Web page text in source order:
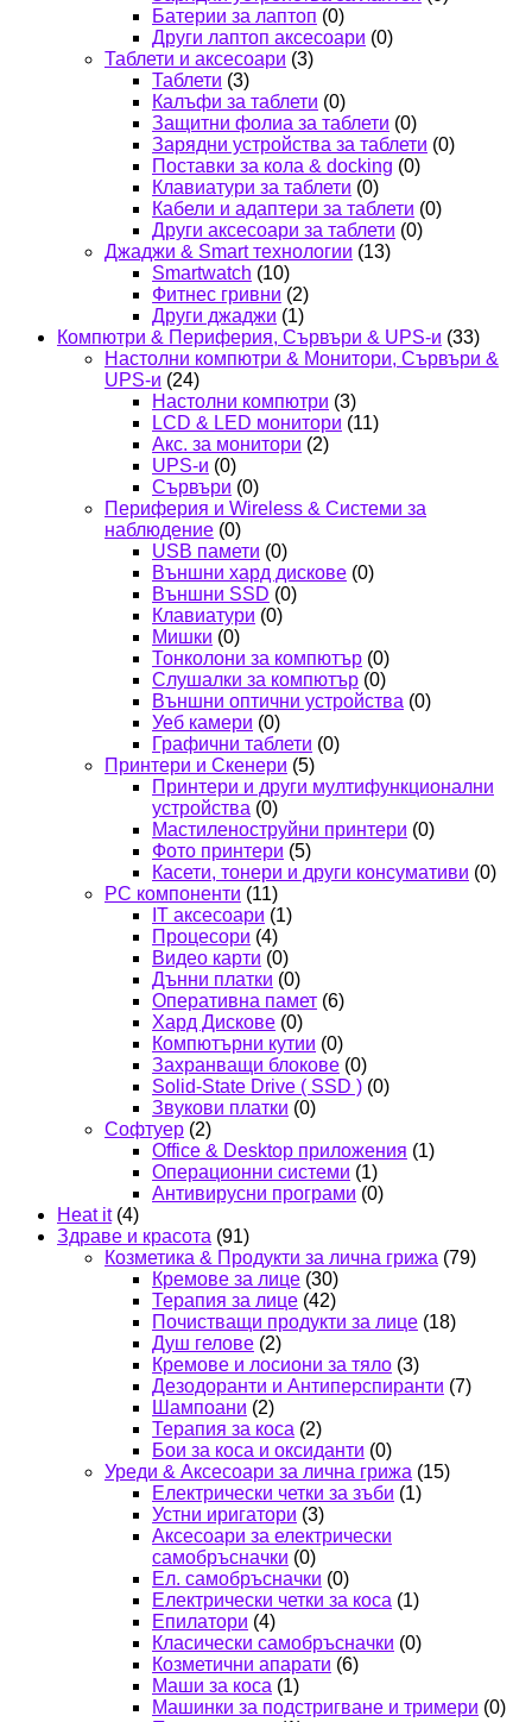
Батерии за лаптоп (0)
Други лаптоп аксесоари (0)
Таблети и аксесоари (3)
Таблети (3)
Калъфи за таблети (0)
Защитни фолиа за таблети (0)
Зарядни устройства за таблети (0)
Поставки за кола & docking (0)
Клавиатури за таблети (0)
Кабели и адаптери за таблети (0)
Други аксесоари за таблети (0)
Джаджи & Smart технологии (13)
Smartwatch (10)
Фитнес гривни (2)
Други джаджи (1)
Компютри & Периферия, Сървъри & UPS-и (33)
Настолни компютри & Монитори, Сървъри &
UPS-и (24)
Настолни компютри (3)
LCD & LED монитори (11)
Акс. за монитори (2)
UPS-и (0)
Сървъри (0)
Периферия и Wireless & Системи за
наблюдение (0)
USB памети (0)
Външни хард дискове (0)
Външни SSD (0)
Клавиатури (0)
Мишки (0)
Тонколони за компютър (0)
Слушалки за компютър (0)
Външни оптични устройства (0)
Уеб камери (0)
Графични таблети (0)
Принтери и Скенери (5)
Принтери и други мултифункционални
устройства (0)
Мастиленоструйни принтери (0)
Фото принтери (5)
Касети, тонери и други консумативи (0)
PC компоненти (11)
IT аксесоари (1)
Процесори (4)
Видео карти (0)
Дънни платки (0)
Оперативна памет (6)
Хард Дискове (0)
Компютърни кутии (0)
Захранващи блокове (0)
Solid-State Drive ( SSD ) (0)
Звукови платки (0)
Софтуер (2)
Office & Desktop приложения (1)
Операционни системи (1)
Антивирусни програми (0)
Heat it (4)
Здраве и красота (91)
Козметика & Продукти за лична грижа (79)
Кремове за лице (30)
Терапия за лице (42)
Почистващи продукти за лице (18)
Душ гелове (2)
Кремове и лосиони за тяло (3)
Дезодоранти и Антиперспиранти (7)
Шампоани (2)
Терапия за коса (2)
Бои за коса и оксиданти (0)
Уреди & Аксесоари за лична грижа (15)
Електрически четки за зъби (1)
Устни иригатори (3)
Аксесоари за електрически
самобръсначки (0)
Ел. самобръсначки (0)
Електрически четки за коса (1)
Епилатори (4)
Класически самобръсначки (0)
Козметични апарати (6)
Маши за коса (1)
Машинки за подстригване и тримери (0)